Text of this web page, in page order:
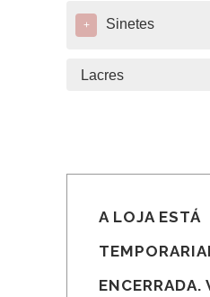
+ Sinetes
Lacres
A LOJA ESTÁ
ENCERRADA.